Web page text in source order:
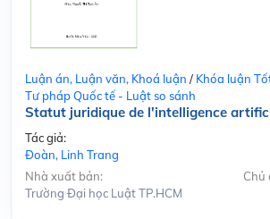
Luận án, Luận văn, Khoá luận / Khóa luận
Tư pháp Quốc tế - Luật so sánh
Statut juridique de l'intelligence
Tác giả:
Đoàn, Linh Trang
Nhà xuất bản:
Trường Đại học Luật TP.HCM
Chủ